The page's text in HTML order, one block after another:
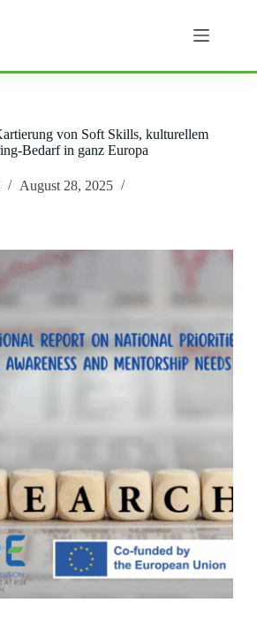
von Soft Skills, kulturellem
Bedarf in ganz Europa
August 28, 2025